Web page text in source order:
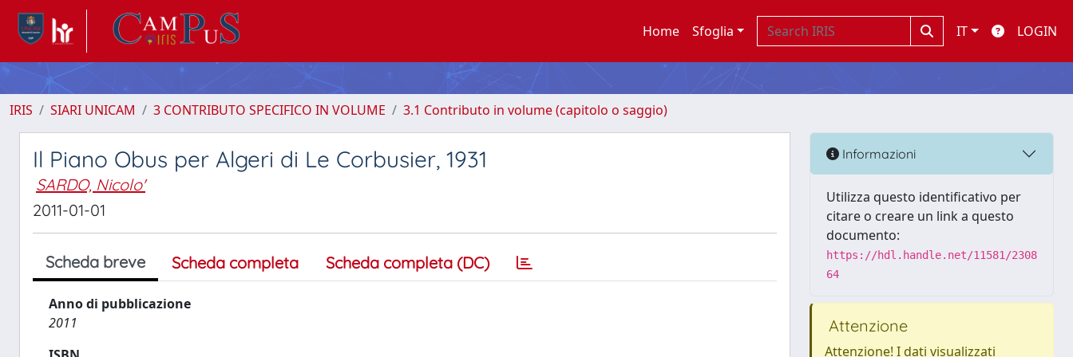
Home Sfoglia IT LOGIN
IRIS SIARI UNICAM 3 CONTRIBUTO SPECIFICO IN VOLUME 3.1 Contributo in volume (capitolo o saggio)
Il Piano Obus per Algeri di Le Corbusier, 1931
SARDO, Nicolo'
2011-01-01
Scheda breve Scheda completa Scheda completa (DC)
Anno di pubblicazione
2011
Informazioni
Utilizza questo identificativo per
citare o creare un link a questo
documento:
https://hdl.handle.net/11581/2308
64
Attenzione
Attenzione! I dati visualizzati